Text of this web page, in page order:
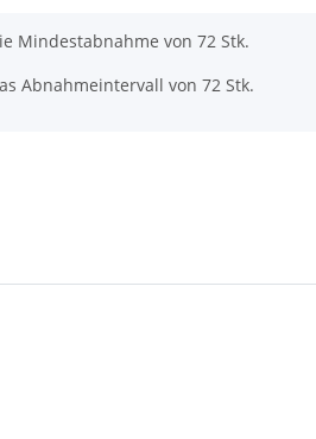
Mindestabnahme von 72 Stk.
Abnahmeintervall von 72 Stk.